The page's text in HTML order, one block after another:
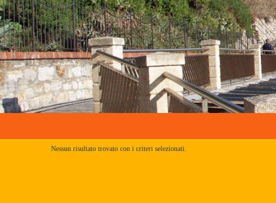
Nessun risultato trovato con i criteri selezionati.